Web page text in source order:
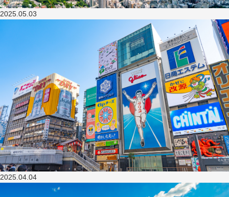
2025.05.03
2025.04.04